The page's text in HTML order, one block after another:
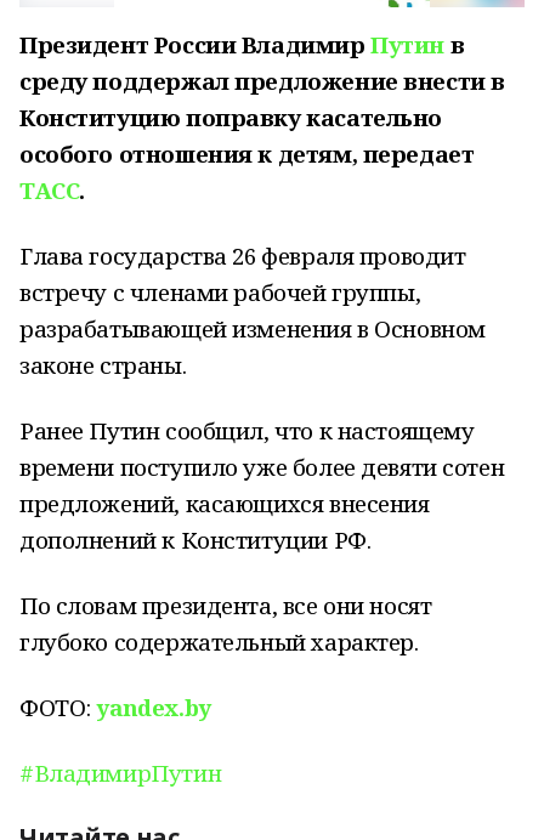
Президент России ВладимирПутин в
среду поддержал предложение внести в
Конституцию поправку касательно
особого отношения к детям, передает
ТАСС.
Глава государства 26 февраля проводит
встречу с членами рабочей группы,
разрабатывающей изменения в Основном
законе страны.
Ранее Путин сообщил, что к настоящему
времени поступило уже более девяти сотен
предложений, касающихся внесения
дополнений к Конституции РФ.
По словам президента, все они носят
глубоко содержательный характер.
ФОТО:yandex.by
#ВладимирПутин